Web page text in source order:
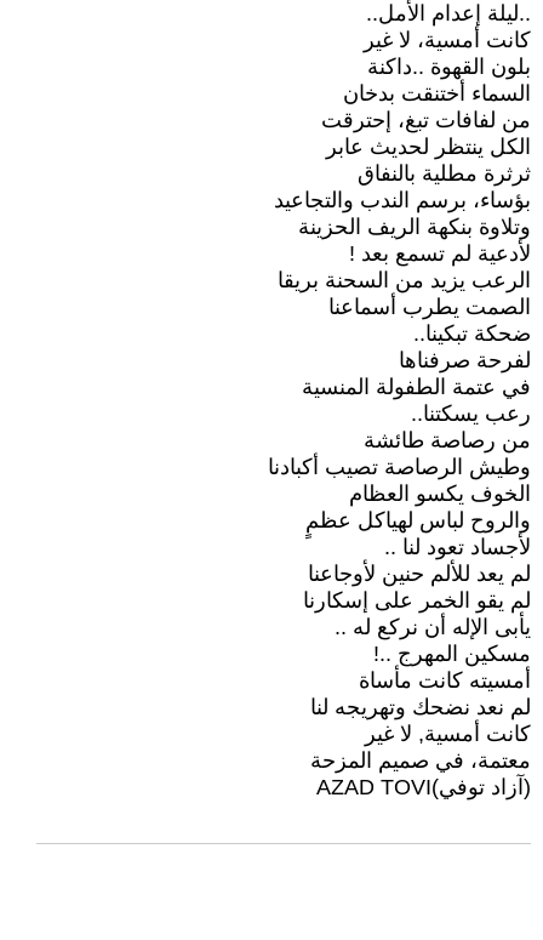
..ليلة إعدام الأمل..
كانت أمسية، لا غير
بلون القهوة ..داكنة
السماء أختنقت بدخان
من لفافات تبغ، إحترقت
الكل ينتظر لحديث عابر
ثرثرة مطلية بالنفاق
بؤساء، برسم الندب والتجاعيد
وتلاوة بنكهة الريف الحزينة
لأدعية لم تسمع بعد !
الرعب يزيد من السحنة بريقا
الصمت يطرب أسماعنا
ضحكة تبكينا..
لفرحة صرفناها
في عتمة الطفولة المنسية
رعب يسكتنا..
من رصاصة طائشة
وطيش الرصاصة تصيب أكبادنا
الخوف يكسو العظام
والروح لباس لهياكل عظمٍ
لأجساد تعود لنا ..
لم يعد للألم حنين لأوجاعنا
لم يقو الخمر على إسكارنا
يأبى الإله أن نركع له ..
مسكين المهرج ..!
أمسيته كانت مأساة
لم نعد نضحك وتهريجه لنا
كانت أمسية, لا غير
معتمة، في صميم المزحة
(آزاد توفي)AZAD TOVI